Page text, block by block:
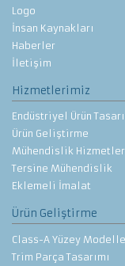
Logo
İnsan Kaynakları
Haberler
İletişim
Hizmetlerimiz
Endüstriyel Ürün
Ürün Geliştirme
Mühendislik
Tersine Mühendislik
Eklemeli İmalat
Ürün Geliştirme
Class-A Yüzey
Trim Parça Tasarımı